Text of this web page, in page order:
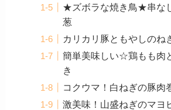
★ズボラな焼き鳥★串な
葱
カリカリ豚ともやしのね
簡単美味しい☆鶏もも肉
き
コクウマ！白ねぎの豚肉
激美味！山盛ねぎのマヨ